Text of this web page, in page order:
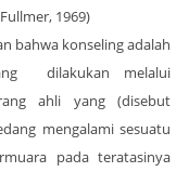
1969)
bahwa konseling adalah
dilakukan melalui
ahli yang (disebut
mengalami sesuatu
pada teratasinya